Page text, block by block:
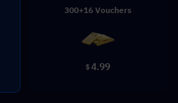
300+16 Vouchers
$4.99